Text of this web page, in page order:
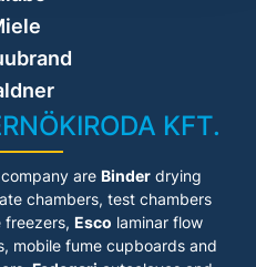
KFT.
are Binder drying
chambers, test chambers
freezers, Esco laminar flow
mobile fume cupboards and